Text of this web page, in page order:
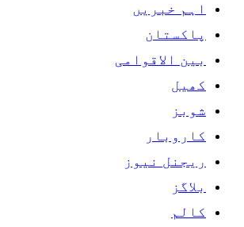
اہم خبریں
پاکستان
بین الاقوامی
کھیل
شوبز
کاروبار
ریجنل نیوز
بلاگز
کالم